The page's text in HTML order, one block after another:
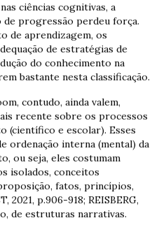
ciências cognitivas, a
progressão perdeu força.
de aprendizagem, os
de estratégias de
do conhecimento na
bastante nesta classificação.
contudo, ainda valem,
recente sobre os processos
(científico e escolar). Esses
ordenação interna (mental) da
ou seja, eles costumam
isolados, conceitos
fatos, princípios,
2021, p.906-918; REISBERG,
de estruturas narrativas.